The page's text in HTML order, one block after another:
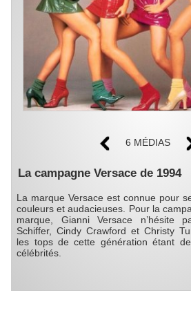
6 MÉDIAS
La campagne Versace de 1994
La marque Versace est connue pour
couleurs et audacieuses. Pour la
marque, Gianni Versace n’hésite
Schiffer, Cindy Crawford et Christy
les tops de cette génération étant
célébrités.